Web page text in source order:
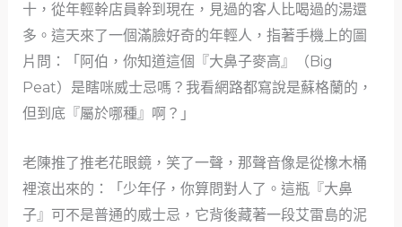
十，從年輕幹店員幹到現在，見過的客人比喝過的湯還
多。這天來了一個滿臉好奇的年輕人，指著手機上的圖
片問：「阿伯，你知道這個『大鼻子麥高』（Big
Peat）是瞎咪威士忌嗎？我看網路都寫說是蘇格蘭的，
但到底『屬於哪種』啊？」
老陳推了推老花眼鏡，笑了一聲，那聲音像是從橡木桶
裡滾出來的：「少年仔，你算問對人了。這瓶『大鼻
子』可不是普通的威士忌，它背後藏著一段艾雷島的泥